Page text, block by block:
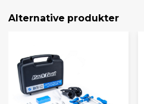
Alternative produkter